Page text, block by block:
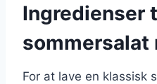
Ingredienser
sommersalat
For at lave en klassisk